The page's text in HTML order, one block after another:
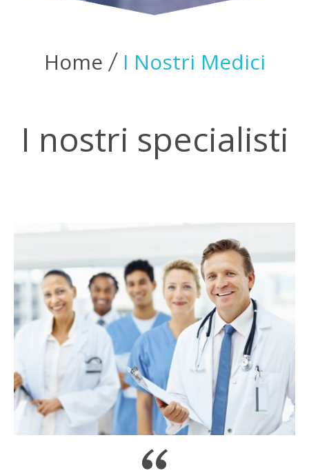
Home I Nostri Medici
I nostri specialisti